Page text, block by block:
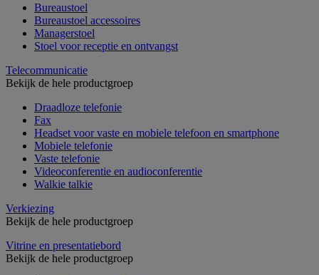
Bureaustoel
Bureaustoel accessoires
Managerstoel
Stoel voor receptie en ontvangst
Telecommunicatie
Bekijk de hele productgroep
Draadloze telefonie
Fax
Headset voor vaste en mobiele telefoon en smartphone
Mobiele telefonie
Vaste telefonie
Videoconferentie en audioconferentie
Walkie talkie
Verkiezing
Bekijk de hele productgroep
Vitrine en presentatiebord
Bekijk de hele productgroep